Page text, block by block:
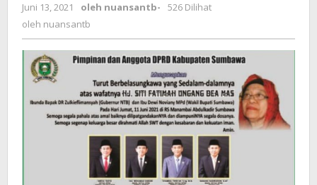
Juni 13, 2021 oleh nuansantb-
526 Dilihat
oleh nuansantb